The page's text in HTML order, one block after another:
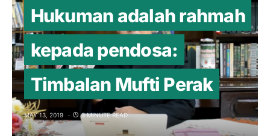
Hukuman adalah rahmah
kepada pendosa:
Timbalan Mufti Perak
MAY 13, 2019 3 MINUTE READ